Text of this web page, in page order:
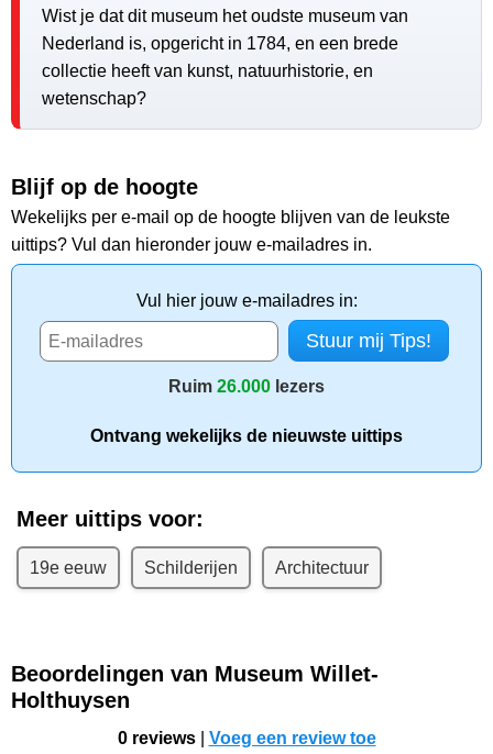
Wist je dat dit museum het oudste museum van
Nederland is, opgericht in 1784, en een brede
collectie heeft van kunst, natuurhistorie, en
wetenschap?
Blijf op de hoogte
Wekelijks per e-mail op de hoogte blijven van de leukste
uittips? Vul dan hieronder jouw e-mailadres in.
Vul hier jouw e-mailadres in:
Ruim 26.000 lezers
Ontvang wekelijks de nieuwste uittips
Meer uittips voor:
19e eeuw Schilderijen Architectuur
Beoordelingen van Museum Willet-
Holthuysen
0 reviews| Voeg een review toe